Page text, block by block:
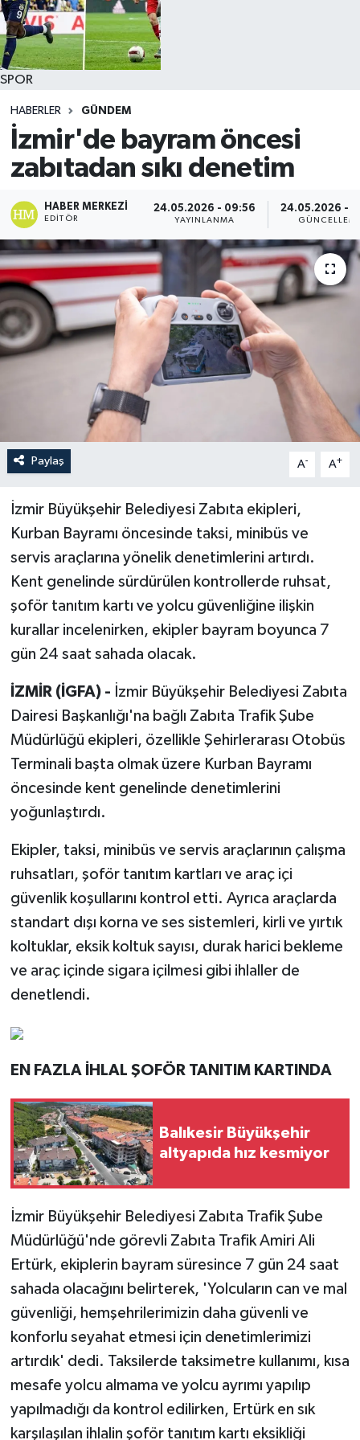
SPOR
HABERLER GÜNDEM
İzmir'de bayram öncesi
zabıtadan sıkı denetim
HABER MERKEZI
EDITÖR
24.05.2026 - 09:56
YAYINLANMA
24.05.2026 -
Paylaş A- A+
İzmir Büyükşehir Belediyesi Zabıta ekipleri,
Kurban Bayramı öncesinde taksi, minibüs ve
servis araçlarına yönelik denetimlerini artırdı.
Kent genelinde sürdürülen kontrollerde ruhsat,
şoför tanıtım kartı ve yolcu güvenliğine ilişkin
kurallar incelenirken, ekipler bayram boyunca 7
gün 24 saat sahada olacak.
İZMİR (İGFA) - İzmir Büyükşehir Belediyesi Zabıta
Dairesi Başkanlığı'na bağlı Zabıta Trafik Şube
Müdürlüğü ekipleri, özellikle Şehirlerarası Otobüs
Terminali başta olmak üzere Kurban Bayramı
öncesinde kent genelinde denetimlerini
yoğunlaştırdı.
Ekipler, taksi, minibüs ve servis araçlarının çalışma
ruhsatları, şoför tanıtım kartları ve araç içi
güvenlik koşullarını kontrol etti. Ayrıca araçlarda
standart dışı korna ve ses sistemleri, kirli ve yırtık
koltuklar, eksik koltuk sayısı, durak harici bekleme
ve araç içinde sigara içilmesi gibi ihlaller de
denetlendi.
EN FAZLA İHLAL ŞOFÖR TANITIM KARTINDA
Balıkesir Büyükşehir
altyapıda hız kesmiyor
İzmir Büyükşehir Belediyesi Zabıta Trafik Şube
Müdürlüğü'nde görevli Zabıta Trafik Amiri Ali
Ertürk, ekiplerin bayram süresince 7 gün 24 saat
sahada olacağını belirterek, 'Yolcuların can ve mal
güvenliği, hemşehrilerimizin daha güvenli ve
konforlu seyahat etmesi için denetimlerimizi
artırdık' dedi. Taksilerde taksimetre kullanımı, kısa
mesafe yolcu almama ve yolcu ayrımı yapılıp
yapılmadığı da kontrol edilirken, Ertürk en sık
karşılaşılan ihlalin şoför tanıtım kartı eksikliği